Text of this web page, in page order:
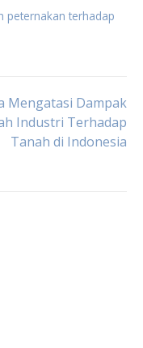
peternakan terhadap
Mengatasi Dampak
Industri Terhadap
Tanah di Indonesia